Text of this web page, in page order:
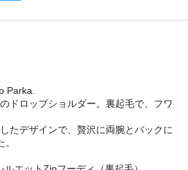
Parka.
ドロップショルダー。裏起毛で、フワ
たデザインで、贅沢に両腕とバックに